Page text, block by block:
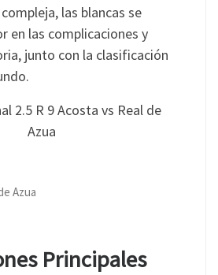
las blancas se
en las complicaciones y
junto con la clasificación
Azua
Principales